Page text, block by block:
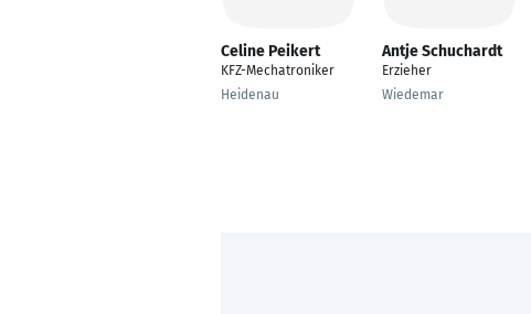
Celine Peikert
KFZ-Mechatroniker
Heidenau
Antje Schuchardt
Erzieher
Wiedemar